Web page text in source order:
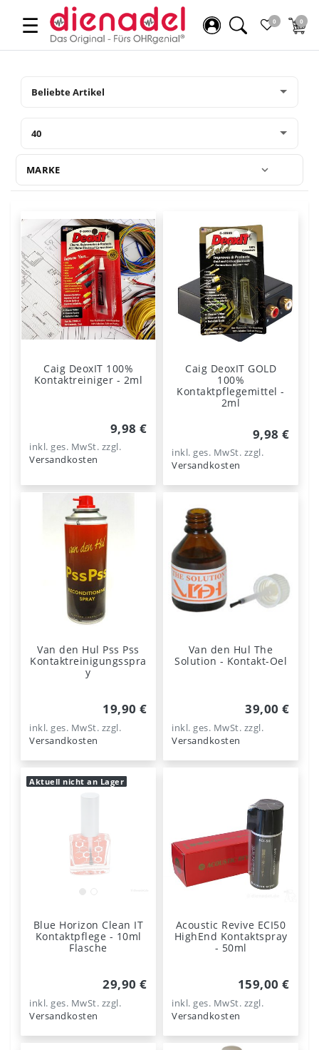
☰ 0 0
MARKE
Caig DeoxIT 100%
Kontaktreiniger - 2ml
9,98 €
inkl. ges. MwSt. zzgl.
Versandkosten
Caig DeoxIT GOLD
100%
Kontaktpflegemittel -
2ml
9,98 €
inkl. ges. MwSt. zzgl.
Versandkosten
Van den Hul Pss Pss
Kontaktreinigungsspra
y
19,90 €
inkl. ges. MwSt. zzgl.
Versandkosten
Van den Hul The
Solution - Kontakt-Oel
39,00 €
inkl. ges. MwSt. zzgl.
Versandkosten
Aktuell nicht an Lager
Blue Horizon Clean IT
Kontaktpflege - 10ml
Flasche
29,90 €
inkl. ges. MwSt. zzgl.
Versandkosten
Acoustic Revive ECI50
HighEnd Kontaktspray
- 50ml
159,00 €
inkl. ges. MwSt. zzgl.
Versandkosten